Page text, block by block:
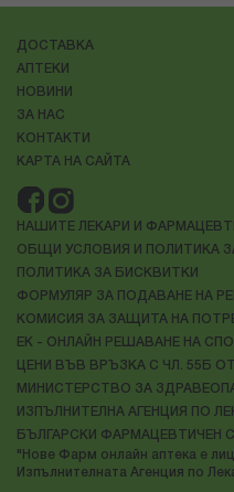
ДОСТАВКА
АПТЕКИ
НОВИНИ
ЗА НАС
КОНТАКТИ
КАРТА НА САЙТА
НАШИТЕ ЛЕКАРИ И
ОБЩИ УСЛОВИЯ И ПОЛИТИКА
ПОЛИТИКА ЗА БИСКВИТКИ
ФОРМУЛЯР ЗА ПОДАВАНЕ НА
КОМИСИЯ ЗА ЗАЩИТА НА
ЕК - ОНЛАЙН РЕШАВАНЕ НА
ЦЕНИ ВЪВ ВРЪЗКА С ЧЛ. 55Б
МИНИСТЕРСТВО ЗА
ИЗПЪЛНИТЕЛНА АГЕНЦИЯ ПО
БЪЛГАРСКИ ФАРМАЦЕВТИЧЕН
"Нове Фарм онлайн аптека е
Изпълнителната Агенция по